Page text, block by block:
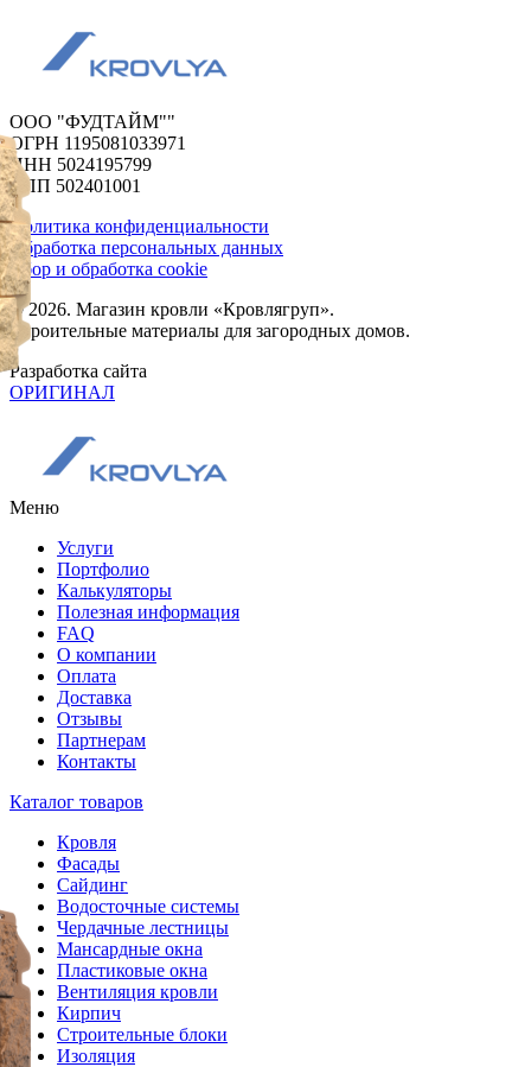
ООО "ФУДТАЙМ""
ОГРН 1195081033971
ИНН 5024195799
КПП 502401001
Политика конфиденциальности
Обработка персональных данных
Сбор и обработка cookie
© 2026. Магазин кровли «Кровлягруп».
Строительные материалы для загородных домов.
Разработка сайта
ОРИГИНАЛ
Меню
Услуги
Портфолио
Калькуляторы
Полезная информация
FAQ
О компании
Оплата
Доставка
Отзывы
Партнерам
Контакты
Каталог товаров
Кровля
Фасады
Сайдинг
Водосточные системы
Чердачные лестницы
Мансардные окна
Пластиковые окна
Вентиляция кровли
Кирпич
Строительные блоки
Изоляция